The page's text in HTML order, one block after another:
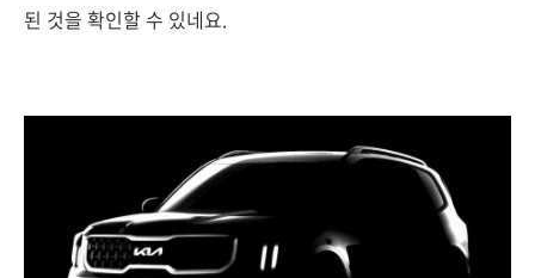
된 것을 확인할 수 있네요.